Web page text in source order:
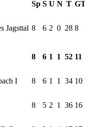
Sp S U N T
Jagsttal 8 6 2 0 28 8
8 6 1 1 52 11
I 8 6 1 1 34 10
8 5 2 1 36 16